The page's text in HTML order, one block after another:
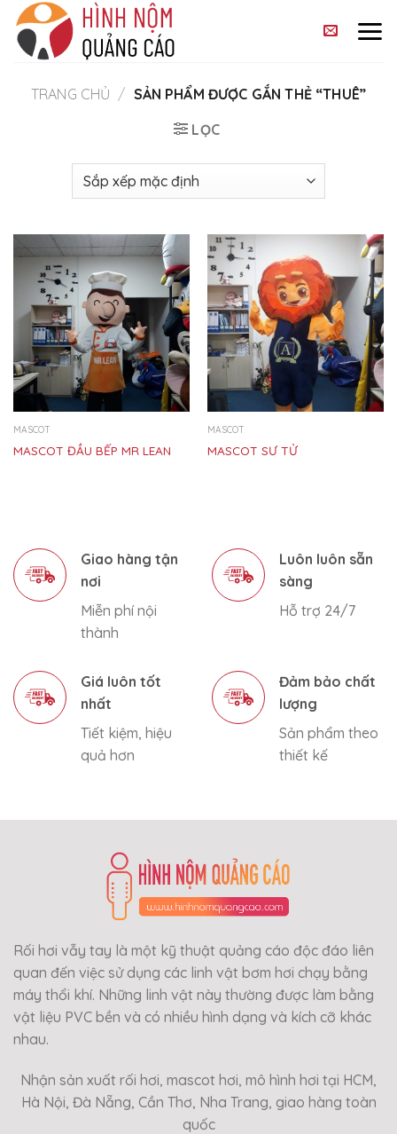
Skip
content
TRANG CHỦ / SẢN PHẨM ĐƯỢC GẮN THẺ “THUÊ”
LỌC
MASCOT
MASCOT ĐẦU BẾP MR LEAN
MASCOT
MASCOT SƯ TỬ
Giao hàng tận
nơi
Miễn phí nội
thành
Luôn luôn sẵn
sàng
Hỗ trợ 24/7
Giá luôn tốt
nhất
Tiết kiệm, hiệu
quả hơn
Đảm bảo chất
lượng
Sản phẩm theo
thiết kế
Rối hơi vẫy tay là một kỹ thuật quảng cáo độc đáo liên
quan đến việc sử dụng các linh vật bơm hơi chạy bằng
máy thổi khí. Những linh vật này thường được làm bằng
vật liệu PVC bền và có nhiều hình dạng và kích cỡ khác
nhau.
Nhận sản xuất rối hơi, mascot hơi, mô hình hơi tại HCM,
Hà Nội, Đà Nẵng, Cần Thơ, Nha Trang, giao hàng toàn
quốc